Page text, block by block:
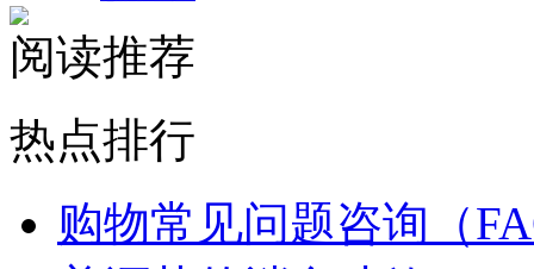
阅读推荐
热点排行
购物常见问题咨询（